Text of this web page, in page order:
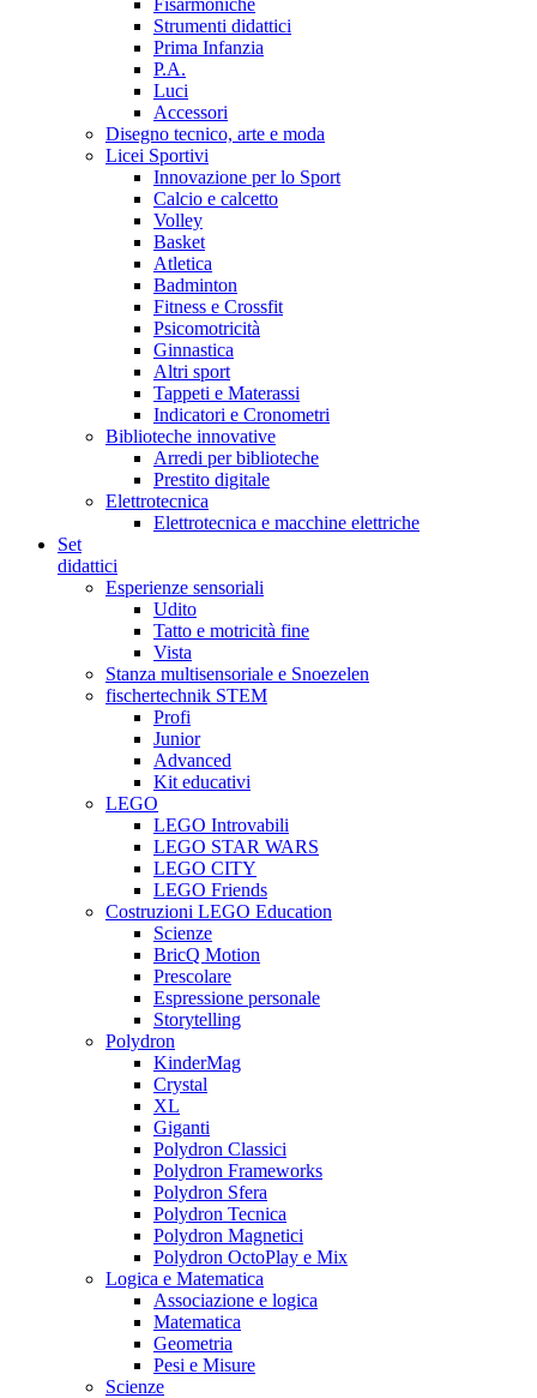
Strumenti didattici
Prima Infanzia
P.A.
Luci
Accessori
Disegno tecnico, arte e moda
Licei Sportivi
Innovazione per lo Sport
Calcio e calcetto
Volley
Basket
Atletica
Badminton
Fitness e Crossfit
Psicomotricità
Ginnastica
Altri sport
Tappeti e Materassi
Indicatori e Cronometri
Biblioteche innovative
Arredi per biblioteche
Prestito digitale
Elettrotecnica
Elettrotecnica e macchine elettriche
Set
didattici
Esperienze sensoriali
Udito
Tatto e motricità fine
Vista
Stanza multisensoriale e Snoezelen
fischertechnik STEM
Profi
Junior
Advanced
Kit educativi
LEGO
LEGO Introvabili
LEGO STAR WARS
LEGO CITY
LEGO Friends
Costruzioni LEGO Education
Scienze
BricQ Motion
Prescolare
Espressione personale
Storytelling
Polydron
KinderMag
Crystal
XL
Giganti
Polydron Classici
Polydron Frameworks
Polydron Sfera
Polydron Tecnica
Polydron Magnetici
Polydron OctoPlay e Mix
Logica e Matematica
Associazione e logica
Matematica
Geometria
Pesi e Misure
Scienze